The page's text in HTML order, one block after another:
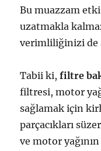
Bu muazzam
uzatmakla
verimliliğinizi de
Tabii ki,filtre
filtresi, motor
sağlamak için
parçacıkları
ve motor